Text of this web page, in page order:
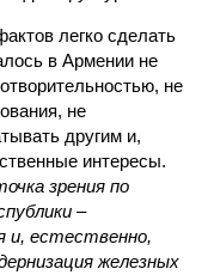
легко сделать
в Армении не
не
не
другим и,
интересы.
зрения по
–
и, естественно,
железных